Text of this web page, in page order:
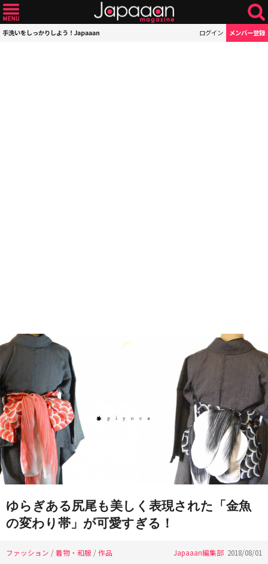
手洗いをしっかりしよう！Japaaan ログイン メンバー登録
ゆらぎある尻尾も美しく表現された「金魚
の変わり帯」が可愛すぎる！
ファッション /着物・和服 /作品 Japaaan編集部 2018/08/01